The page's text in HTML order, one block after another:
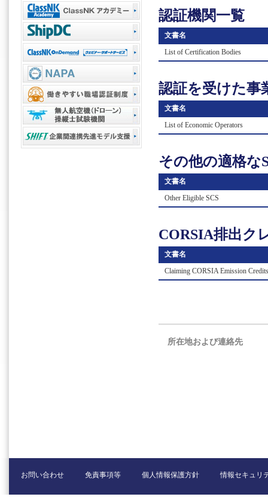
認証機関⼀覧
⽂書名
List of Certification Bodies
認証を受けた事
⽂書名
List of Economic Operators
その他の適格な
⽂書名
Other Eligible SCS
CORSIA排出ク
⽂書名
Claiming CORSIA Emission Credits
所在地および連絡先
お問い合わせ 免責事項等 個人情報保護方針 情報セキュリ